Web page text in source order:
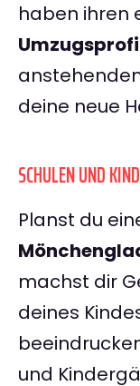
haben ihren
deine neue
SCHULEN UND
Planst du
machst dir
deines
und